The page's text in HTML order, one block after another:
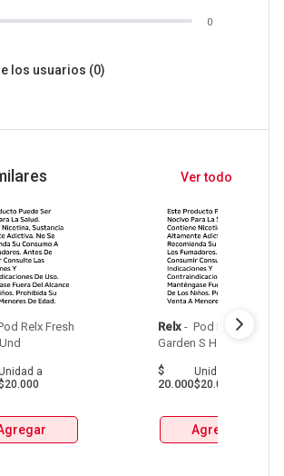
0
los usuarios (0)
Ver todo
Relx Fresh
a
Relx - Pod Relx
$
20.000
Unidad
$20.000
Agregar